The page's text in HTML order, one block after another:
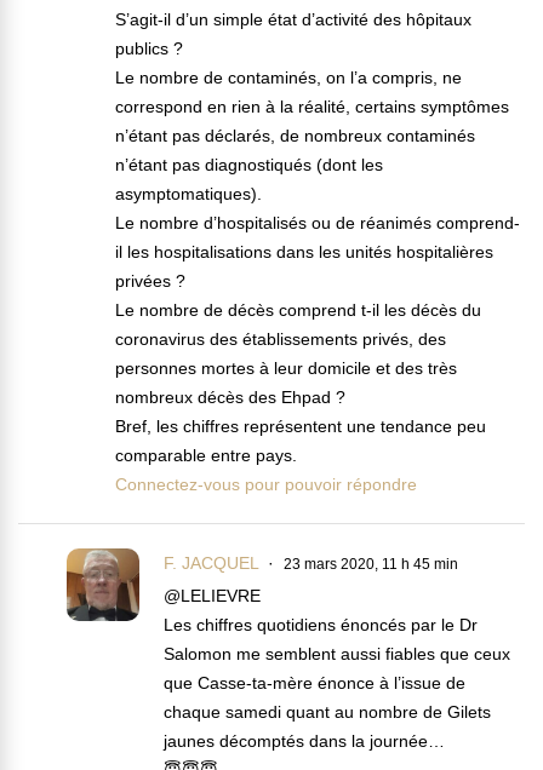
S’agit-il d’un simple état d’activité des hôpitaux
publics ?
Le nombre de contaminés, on l’a compris, ne
correspond en rien à la réalité, certains symptômes
n’étant pas déclarés, de nombreux contaminés
n’étant pas diagnostiqués (dont les
asymptomatiques).
Le nombre d’hospitalisés ou de réanimés comprend-
il les hospitalisations dans les unités hospitalières
privées ?
Le nombre de décès comprend t-il les décès du
coronavirus des établissements privés, des
personnes mortes à leur domicile et des très
nombreux décès des Ehpad ?
Bref, les chiffres représentent une tendance peu
comparable entre pays.
Connectez-vous pour pouvoir répondre
F. JACQUEL 23 mars 2020, 11 h 45 min
@LELIEVRE
Les chiffres quotidiens énoncés par le Dr
Salomon me semblent aussi fiables que ceux
que Casse-ta-mère énonce à l’issue de
chaque samedi quant au nombre de Gilets
jaunes décomptés dans la journée…